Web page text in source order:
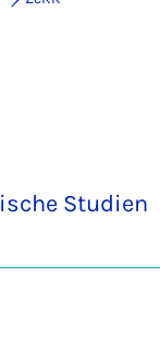
Studien